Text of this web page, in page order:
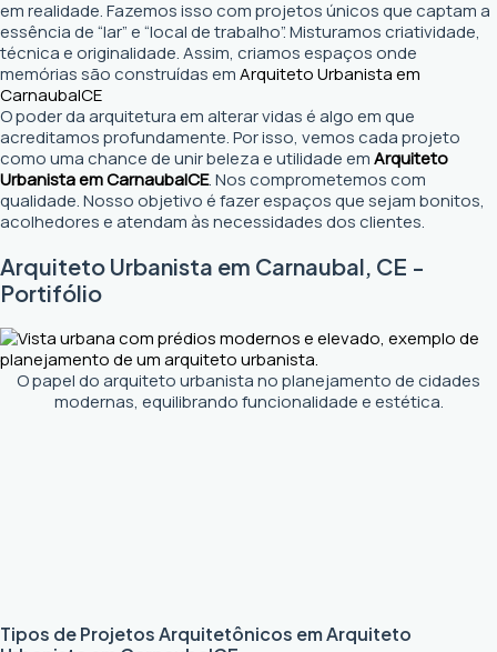
em realidade. Fazemos isso com projetos únicos que captam a
essência de “lar” e “local de trabalho”. Misturamos criatividade,
técnica e originalidade. Assim, criamos espaços onde
memórias são construídas emArquiteto Urbanista em
CarnaubalCE
O poder da arquitetura em alterar vidas é algo em que
acreditamos profundamente. Por isso, vemos cada projeto
como uma chance de unir beleza e utilidade emArquiteto
Urbanista em CarnaubalCE. Nos comprometemos com
qualidade. Nosso objetivo é fazer espaços que sejam bonitos,
acolhedores e atendam às necessidades dos clientes.
Arquiteto Urbanista em Carnaubal, CE -
Portifólio
O papel do arquiteto urbanista no planejamento de cidades
modernas, equilibrando funcionalidade e estética.
Tipos de Projetos Arquitetônicos emArquiteto